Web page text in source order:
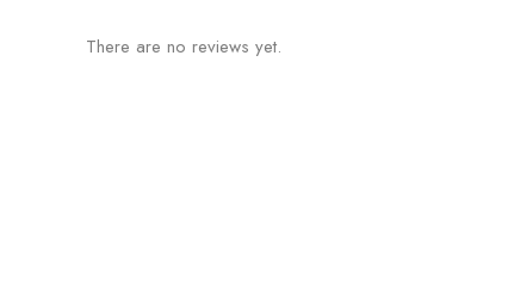
There are no reviews yet.